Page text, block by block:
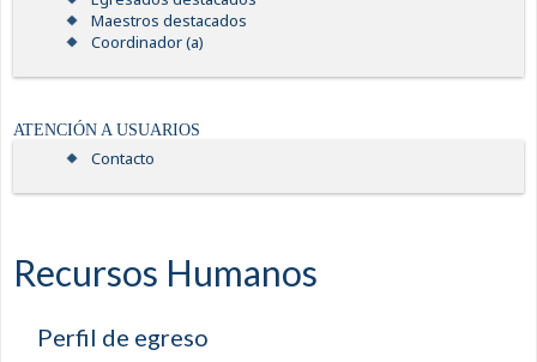
Maestros destacados
Coordinador (a)
ATENCIÓN A USUARIOS
Contacto
Recursos Humanos
Perfil de egreso